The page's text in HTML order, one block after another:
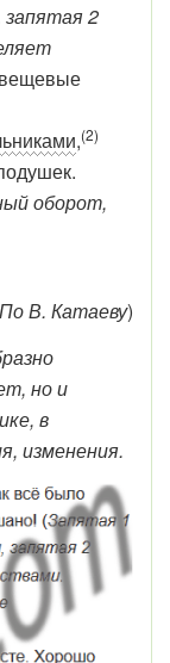
2
,(2)
оборот,
По В. Катаеву)
но и
в
изменения.